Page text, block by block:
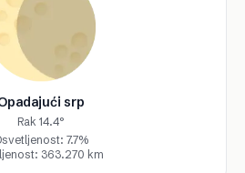
srp
Rak 14.4°
7.7%
363.270 km